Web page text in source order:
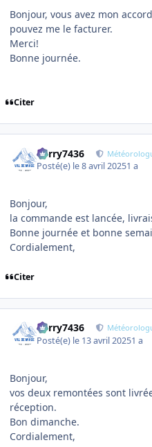
Bonjour, vous avez mon
pouvez me le facturer.
Merci!
Bonne journée.
Citer
Perry7436
Posté(e) le 8 avril 20251 a
Bonjour,
la commande est lancée,
Bonne journée et bonne
Cordialement,
Citer
Perry7436
Posté(e) le 13 avril 20251 a
Bonjour,
vos deux remontées sont
réception.
Bon dimanche.
Cordialement,